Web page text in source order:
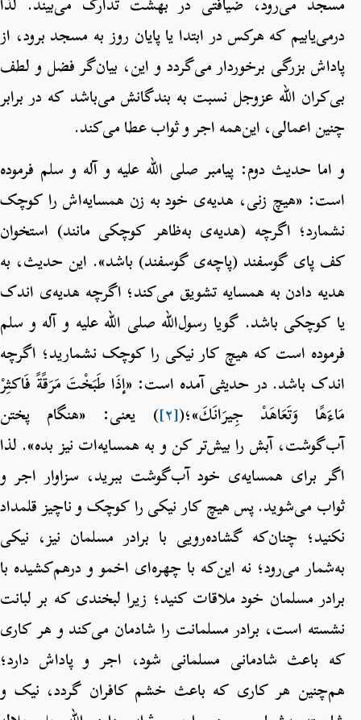
درمی‌یابیم که هرکس در ابتدا یا پایان روز به مسجد برود، از
پاداش بزرگی برخوردار می‌گردد و این، بیان‌گر فضل و لطف
بی‌کران الله عزوجل نسبت به بندگانش می‌باشد که در برابر
چنین اعمالی، این‌همه اجر و ثواب عطا می‌کند.
و اما حدیث دوم: پیامبر صلی الله علیه و آله و سلم فرموده
است: «هیچ زنی، هدیه‌ی خود به زن همسایه‌اش را کوچک
نشمارد؛ اگرچه (هدیه‌ی به‌ظاهر کوچکی مانند) استخوان
کف پای گوسفند (پاچه‌ی گوسفند) باشد». این حدیث، به
هدیه دادن به همسایه تشویق می‌کند؛ اگرچه هدیه‌ی اندک
یا کوچکی باشد. گویا رسول‌الله صلی الله علیه و آله و سلم
فرموده است که هیچ کار نیکی را کوچک نشمارید؛ اگرچه
اندک باشد. در حدیثی آمده است: «إذَا طَبَخْتَ مَرَقًةً فَاكثِرْ
مَاءَهًا وَتَعَاهَدْ جِيرَانَكَ»؛([۲] ) یعنی: «هنگام پختن
آب‌گوشت، آبش را بیش‌تر کن و به همسایه‌ات نیز بده». لذا
اگر برای همسایه‌ی خود آب‌گوشت ببرید، سزاوار اجر و
ثواب می‌شوید. پس هیچ کار نیکی را کوچک و ناچیز قلمداد
نکنید؛ چنان‌که گشاده‌رویی با برادر مسلمان نیز، نیکی
به‌شمار می‌رود؛ نه این‌که با چهره‌ای اخمو و درهم‌کشیده با
برادر مسلمان خود ملاقات کنید؛ زیرا لبخندی که بر لبانت
نشسته است، برادر مسلمانت را شادمان می‌کند و هر کاری
که باعث شادمانی مسلمانی شود، اجر و پاداش دارد؛
هم‌چنین هر کاری که باعث خشم کافران گردد، نیک و